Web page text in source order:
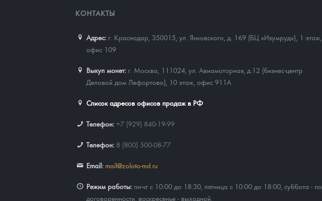
КОНТАКТЫ
Адрес: г. Краснодар, 350015 ул. Янковского, д. 169 (БЦ «Изумруд»), 1 этаж,
офис 109
Выкуп монет: г. Москва, 111024, ул. Авиамоторная, д.12 (бизнес-центр
Деловой дом Лефортово), 10 этаж, офис 911А
Список адресов офисов продаж в РФ
Телефон: +7 (929) 840-19-99
Телефон: 8 (800) 500-08-77
Email: mail@zoloto-md.ru
Режим работы: пн-чт с 10:00 до 18:30, пятница с 10:00 до 18:00, суббота - по
договоренности, воскресенье - выходной.